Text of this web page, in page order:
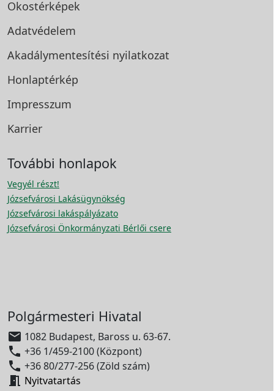
Okostérképek
Adatvédelem
Akadálymentesítési nyilatkozat
Honlaptérkép
Impresszum
Karrier
További honlapok
Vegyél részt!
Józsefvárosi Lakásügynökség
Józsefvárosi lakáspályázato
Józsefvárosi Önkormányzati Bérlői csere
Polgármesteri Hivatal
 1082 Budapest, Baross u. 63-67.
 +36 1/459-2100 (Központ)
 +36 80/277-256 (Zöld szám)
 Nyitvatartás